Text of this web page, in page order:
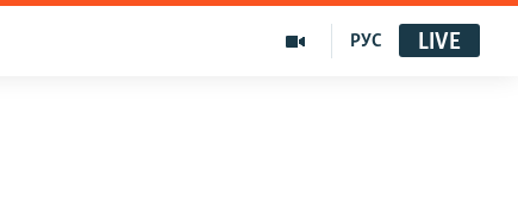
РУС LIVE